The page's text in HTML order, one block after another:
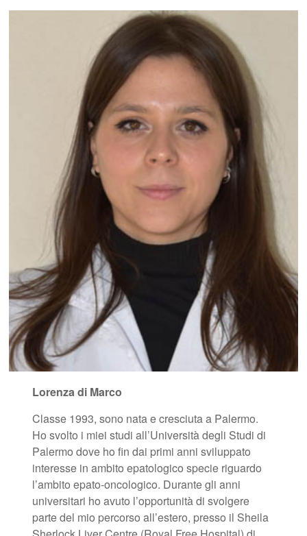
Lorenza di Marco
Classe 1993, sono nata e cresciuta a Palermo.
Ho svolto i miei studi all’Università degli Studi di
Palermo dove ho fin dai primi anni sviluppato
interesse in ambito epatologico specie riguardo
l’ambito epato-oncologico. Durante gli anni
universitari ho avuto l’opportunità di svolgere
parte del mio percorso all’estero, presso il Sheila